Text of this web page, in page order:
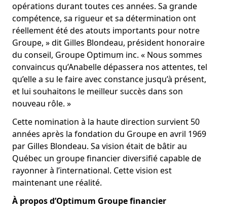
opérations durant toutes ces années. Sa grande
compétence, sa rigueur et sa détermination ont
réellement été des atouts importants pour notre
Groupe, » dit Gilles Blondeau, président honoraire
du conseil, Groupe Optimum inc. « Nous sommes
convaincus qu’Anabelle dépassera nos attentes, tel
qu’elle a su le faire avec constance jusqu’à présent,
et lui souhaitons le meilleur succès dans son
nouveau rôle. »
Cette nomination à la haute direction survient 50
années après la fondation du Groupe en avril 1969
par Gilles Blondeau. Sa vision était de bâtir au
Québec un groupe financier diversifié capable de
rayonner à l’international. Cette vision est
maintenant une réalité.
À propos d’Optimum Groupe financier